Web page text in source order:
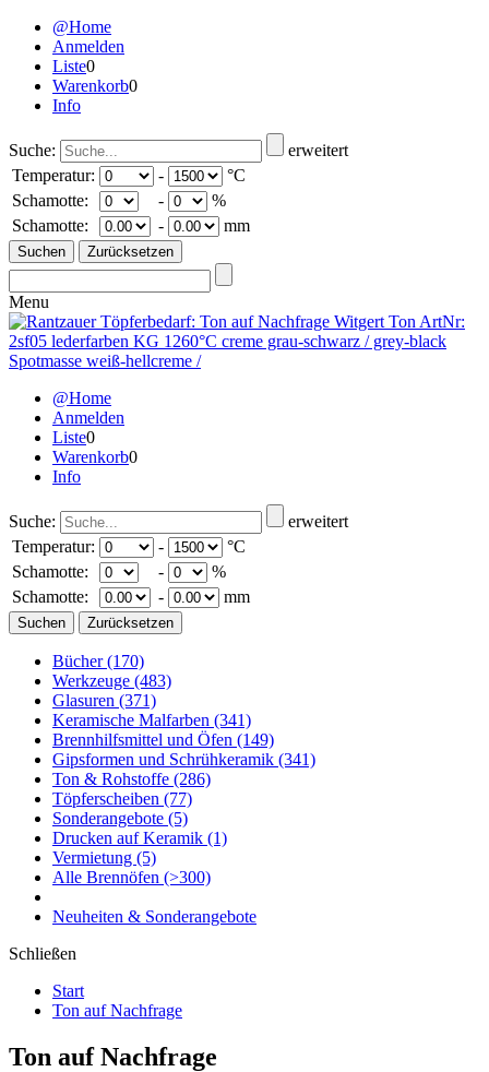
@Home
Anmelden
Liste0
Warenkorb0
Info
Suche:
erweitert
Temperatur:
-
°C
Schamotte:
-
%
Schamotte:
- mm
Menu
@Home
Anmelden
Liste0
Warenkorb0
Info
Suche:
erweitert
Temperatur:
-
°C
Schamotte:
-
%
Schamotte:
- mm
Bücher(170)
Werkzeuge (483)
Glasuren (371)
Keramische Malfarben (341)
Brennhilfsmittel und Öfen (149)
Gipsformen und Schrühkeramik (341)
Ton & Rohstoffe (286)
Töpferscheiben (77)
Sonderangebote (5)
Drucken auf Keramik (1)
Vermietung (5)
Alle Brennöfen (>300)
Neuheiten & Sonderangebote
Schließen
Start
Ton auf Nachfrage
Ton auf Nachfrage